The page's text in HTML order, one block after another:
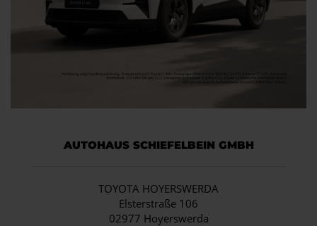
AUTOHAUS SCHIEFELBEIN GMBH
TOYOTA HOYERSWERDA
Elsterstraße 106
02977 Hoyerswerda